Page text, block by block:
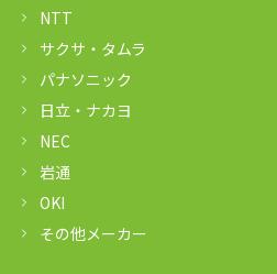
NTT
サクサ・タムラ
パナソニック
日立・ナカヨ
NEC
岩通
OKI
その他メーカー